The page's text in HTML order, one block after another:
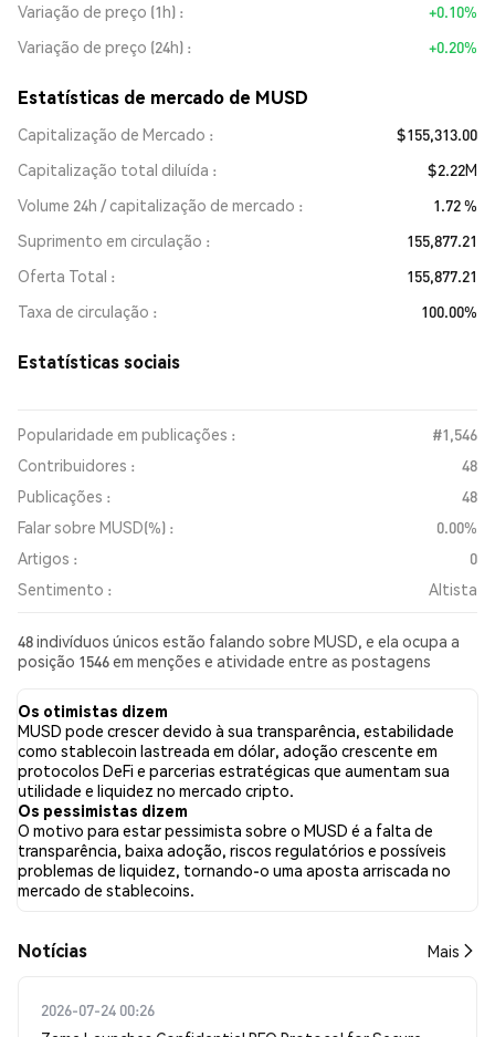
Variação de preço (1h)
+0.10%
Variação de preço (24h)
+0.20%
Estatísticas de mercado de MUSD
Capitalização de Mercado
$155,313.00
Capitalização total diluída
$2.22M
Volume 24h / capitalização de mercado
1.72 %
Suprimento em circulação
155,877.21
Oferta Total
155,877.21
Taxa de circulação
100.00%
Estatísticas sociais
Popularidade em publicações :
#1,546
Contribuidores :
48
Publicações :
48
Falar sobre MUSD(%) :
0.00%
Artigos :
0
Sentimento :
Altista
48 indivíduos únicos estão falando sobre MUSD, e ela ocupa a
posição 1546 em menções e atividade entre as postagens
MUSD em todas as redes sociais foi Altista. Por fim, foram
publicados 0 artigos de notícias sobre MUSD. No Twitter,
63.64% dos tweets apresentaram um sentimento otimista em
comparação com 2.84% dos tweets com sentimento pessimista
sobre MUSD. 33.52% dos tweets foram neutros em relação a
MUSD. Esses sentimentos são baseados em 176 tweets.
Os otimistas dizem
MUSD pode crescer devido à sua transparência, estabilidade
como stablecoin lastreada em dólar, adoção crescente em
protocolos DeFi e parcerias estratégicas que aumentam sua
utilidade e liquidez no mercado cripto.
Os pessimistas dizem
O motivo para estar pessimista sobre o MUSD é a falta de
transparência, baixa adoção, riscos regulatórios e possíveis
problemas de liquidez, tornando-o uma aposta arriscada no
mercado de stablecoins.
​​Notícias​​ Mais
2026-07-24 00:26